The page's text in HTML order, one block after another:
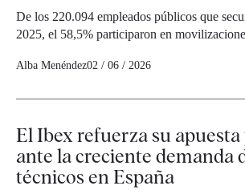
De los 220.094 empleados públicos que
2025, el 58,5% participaron en
Alba Menéndez02 / 06 / 2026
El Ibex refuerza su apuesta
ante la creciente demanda
técnicos en España